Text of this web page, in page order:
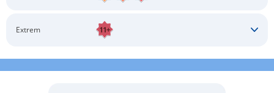
Langärmlige Bekleidung
Extrem